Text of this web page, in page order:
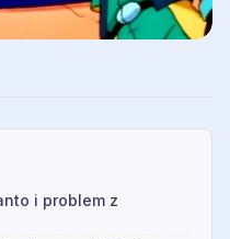
i problem z